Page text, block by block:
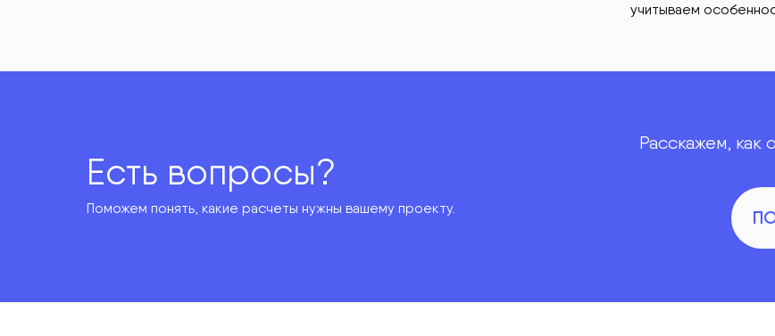
учитываем
Есть вопросы?
Поможем понять, какие расчеты нужны вашему проекту.
Расскажем, как